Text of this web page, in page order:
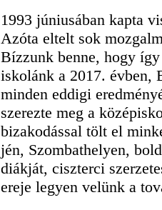
1993 júniusában kapta
Azóta eltelt sok
Bízzunk benne, hogy
iskolánk a 2017. évben,
minden eddigi
szerezte meg a
bizakodással tölt el
jén, Szombathelyen,
diákját, ciszterci
ereje legyen velünk a